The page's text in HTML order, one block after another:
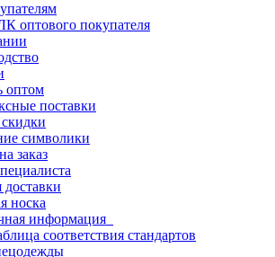
оптового покупателя
оптом
поставки
символики
заказ
доставки
носка
информация
соответствия стандартов